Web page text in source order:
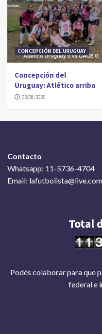
CONCEPCIÓN DEL URUGUAY
Concepción del
Uruguay: Atlético arriba
03/08/2026
Contacto
Whatsapp: 11-5736-4704
Email: lafutbolista@live.com
Total
Podés colaborar para que
federal e